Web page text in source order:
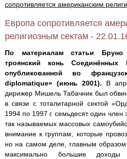
сопротивляется американским
Европа сопротивляется
религиозным сектам -
По материалам статьи
троянский конь
опубликованной во
diplomatique» (июнь 2001). В
дирижер Мишель Табачник был
в связи с тоталитарной сектой
1994 по 1997 г. семьдесят один член
так называемых массовых
внимание к группам, которые
но на самом деле, главным
максимально большие доходы